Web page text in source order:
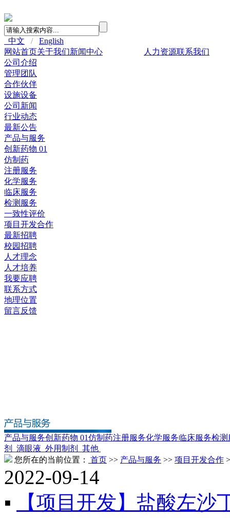
中文 /
English
网站首页关于我们新闻中心 人力资源联系我们
公司介绍
管理团队
合作伙伴
设施设备
公司新闻
行业动态
最新公告
产品与服务
创新药物 01
仿制药
注册服务
化学服务
临床服务
检测服务
一致性评价
项目开发合作
最新招聘
校园招聘
人才理念
人才培养
我要应聘
联系方式
地理位置
留言反馈
产品与服务创新药物 01仿制药注册服务化学服务临床服务检测
剂
滴眼液 外用制剂
其他
您所在的当前位置：
首页 >> 产品与服务 >> 项目开发合作
2022-09-14
▪
【项目开发】盐酸左